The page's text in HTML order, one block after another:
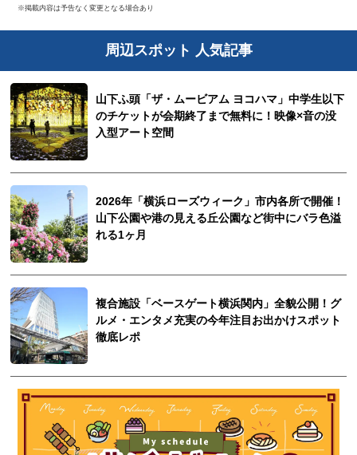
※掲載内容は予告なく変更となる場合あり
周辺スポット 人気記事
山下ふ頭「ザ・ムービアム ヨコハマ」中学生以下
のチケットが会期終了まで無料に！映像×音の没
⼊型アート空間
2026年「横浜ローズウィーク」市内各所で開催！
山下公園や港の見える丘公園など街中にバラ色溢
れる1ヶ月
複合施設「ベースゲート横浜関内」全貌公開！グ
ルメ・エンタメ充実の今年注目お出かけスポット
徹底レポ